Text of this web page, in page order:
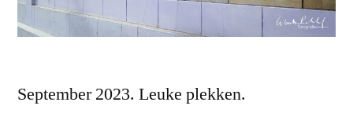
September 2023. Leuke plekken.